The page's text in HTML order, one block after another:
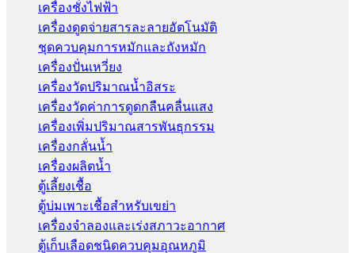
เครื่องชั่งไฟฟ้า
เครื่องดูดจ่ายสารละลายอัตโนมัติ
ชุดควบคุมการหมักและถังหมัก
เครื่องปั่นเหวี่ยง
เครื่องวัดปริมาณน้ำอิสระ
เครื่องวัดค่าการดูดกลืนคลื่นแสง
เครื่องเพิ่มปริมาณสารพันธุกรรม
เครื่องกลั่นน้ำ
เครื่องผลิตน้ำ
ตู้เลี้ยงเชื้อ
ตู้บ่มเพาะเชื้อสำหรับเขย่า
เครื่องจำลองและเร่งสภาวะอากาศ
ตู้เก็บเลือดชนิดควบคุมอุณหภูมิ